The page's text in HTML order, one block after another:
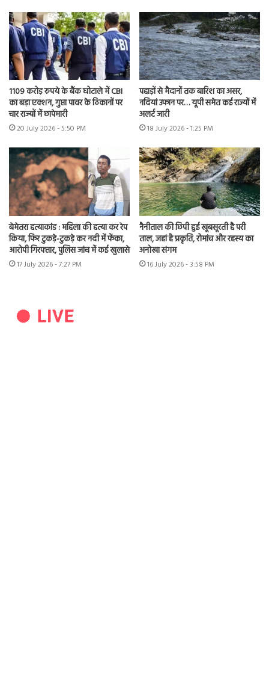
1109 करोड़ रुपये के बैंक घोटाले में CBI
का बड़ा एक्शन, गुप्ता पावर के ठिकानों पर
चार राज्यों में छापेमारी
20 July 2026 - 5:50 PM
पहाड़ों से मैदानों तक बारिश का असर,
नदियां उफान पर… यूपी समेत कई राज्यों में
अलर्ट जारी
18 July 2026 - 1:25 PM
बेमेतरा हत्याकांड : महिला की हत्या कर रेप
किया, फिर टुकड़े-टुकड़े कर नदी में फेंका,
आरोपी गिरफ्तार, पुलिस जांच में कई खुलासे
17 July 2026 - 7:27 PM
नैनीताल की छिपी हुई खूबसूरती है परी
ताल, जहां है प्रकृति, रोमांच और रहस्य का
अनोखा संगम
16 July 2026 - 3:58 PM